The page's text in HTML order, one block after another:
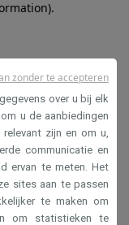
.
over u bij elk
u de aanbiedingen
zijn en om u,
communicatie en
ervan te meten. Het
sites aan te passen
te maken om
om statistieken te
zonder te accepteren